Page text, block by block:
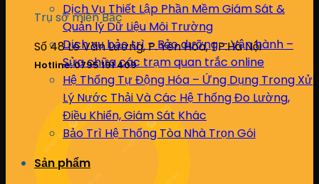
Trụ sở miền Bắc
Số 48 Lê Văn Lương, P. Yên Hòa, TP.Hà Nội
Hotline: 0795 191 409
Dịch Vụ Thiết Lập Phần Mềm Giám Sát &
Quản lý Dữ Liệu Môi Trường
Dịch vụ bảo trì – Bảo dưỡng – Vận hành –
Sửa chữa các trạm quan trắc online
Hệ Thống Tự Động Hóa – Ứng Dụng Trong Xử
Lý Nước Thải Và Các Hệ Thống Đo Lường,
Điều Khiển, Giám Sát Khác
Bảo Trì Hệ Thống Tòa Nhà Trọn Gói
Sản phẩm